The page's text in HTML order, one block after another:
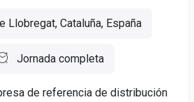
Llobregat, Cataluña, España
Jornada completa
de referencia de distribución